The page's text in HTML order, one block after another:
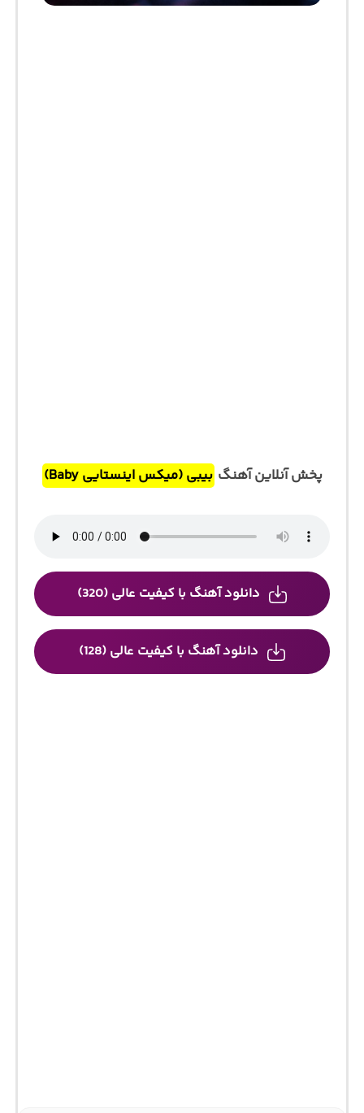
پخش آنلاین آهنگ بیبی (میکس اینستایی Baby)
دانلود آهنگ با کیفیت عالی (320)
دانلود آهنگ با کیفیت عالی (128)